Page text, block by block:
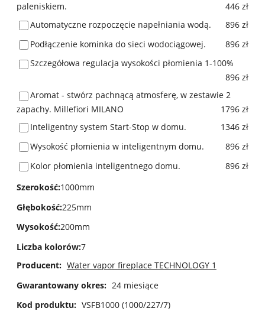
paleniskiem.
446 zł
Automatyczne rozpoczęcie napełniania wodą.
896 zł
Podłączenie kominka do sieci wodociągowej.
896 zł
Szczegółowa regulacja wysokości płomienia 1-100%
896 zł
Aromat - stwórz pachnącą atmosferę, w zestawie 2
zapachy. Millefiori MILANO
1796 zł
Inteligentny system Start-Stop w domu.
1346 zł
Wysokość płomienia w inteligentnym domu.
896 zł
Kolor płomienia inteligentnego domu.
896 zł
Szerokość:1000mm
Głębokość:225mm
Wysokość:200mm
Liczba kolorów:7
Producent: Water vapor fireplace TECHNOLOGY 1
Gwarantowany okres: 24 miesiące
Kod produktu: VSFB1000 (1000/227/7)